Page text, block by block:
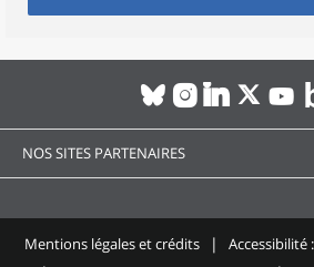
NOS SITES PARTENAIRES
Mentions légales et crédits